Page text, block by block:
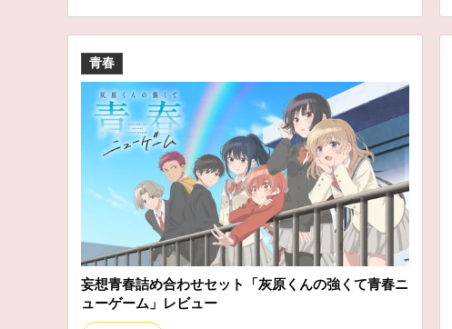
青春
妄想青春詰め合わせセット「灰原くんの強くて青春ニ
ューゲーム」レビュー